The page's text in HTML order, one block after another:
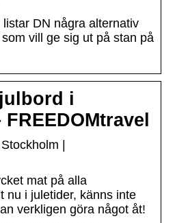
DN några alternativ
vill ge sig ut på stan på
i
|
mat på alla
nu i juletider, känns inte
verkligen göra något åt!